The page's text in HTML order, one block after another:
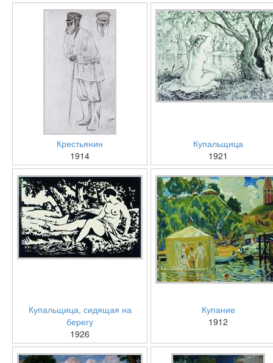
Крестьянин
1914
Купальщица
1921
Купальщица, сидящая на
берегу
1926
Купание
1912